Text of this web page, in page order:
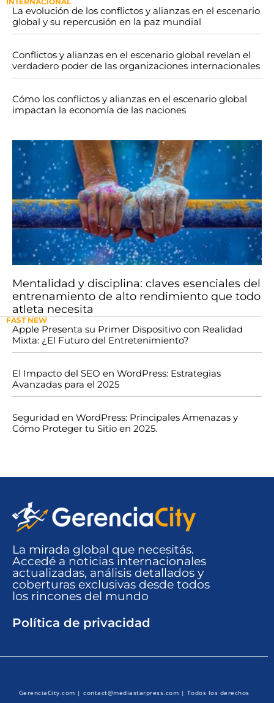
La evolución de los conflictos y alianzas en el escenario
global y su repercusión en la paz mundial
Conflictos y alianzas en el escenario global revelan el
verdadero poder de las organizaciones internacionales
Cómo los conflictos y alianzas en el escenario global
impactan la economía de las naciones
Mentalidad y disciplina: claves esenciales del
entrenamiento de alto rendimiento que todo
atleta necesita
FAST NEW
Apple Presenta su Primer Dispositivo con Realidad
Mixta: ¿El Futuro del Entretenimiento?
El Impacto del SEO en WordPress: Estrategias
Avanzadas para el 2025
Seguridad en WordPress: Principales Amenazas y
Cómo Proteger tu Sitio en 2025.
La mirada global que necesitás.
Accedé a noticias internacionales
actualizadas, análisis detallados y
coberturas exclusivas desde todos
los rincones del mundo​
Política de privacidad
GerenciaCity.com | contact@mediastarpress.com | Todos los derechos